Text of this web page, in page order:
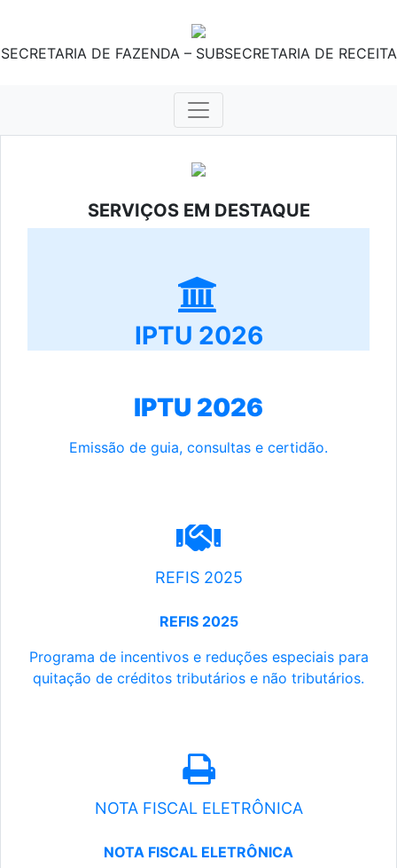
SECRETARIA DE FAZENDA – SUBSECRETARIA DE RECEITA
SERVIÇOS EM DESTAQUE
IPTU 2026
IPTU 2026
Emissão de guia, consultas e certidão.
REFIS 2025
REFIS 2025
Programa de incentivos e reduções especiais para
quitação de créditos tributários e não tributários.
NOTA FISCAL ELETRÔNICA
NOTA FISCAL ELETRÔNICA